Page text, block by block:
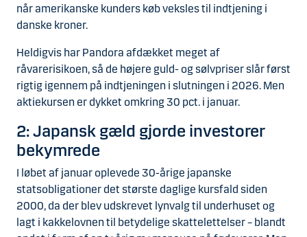
når amerikanske kunders køb veksles til indtjening i
danske kroner.
Heldigvis har Pandora afdækket meget af
råvarerisikoen, så de højere guld- og sølvpriser slår først
rigtig igennem på indtjeningen i slutningen i 2026. Men
aktiekursen er dykket omkring 30 pct. i januar.
2: Japansk gæld gjorde investorer
bekymrede
I løbet af januar oplevede 30-årige japanske
statsobligationer det største daglige kursfald siden
2000, da der blev udskrevet lynvalg til underhuset og
lagt i kakkelovnen til betydelige skattelettelser – blandt